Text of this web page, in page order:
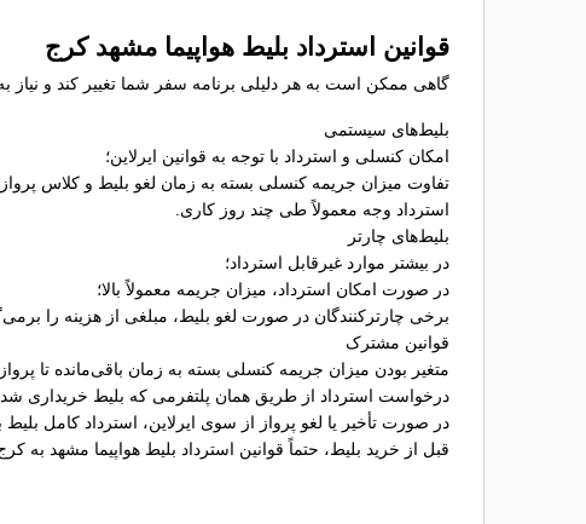
قوانین استرداد بلیط هواپیما مشهد کرج
گاهی ممکن است به هر دلیلی برنامه سفر شما تغییر کند و نیاز
بلیط‌های سیستمی
امکان کنسلی و استرداد با توجه به قوانین ایرلاین؛
تفاوت میزان جریمه کنسلی بسته به زمان لغو بلیط و کلاس
استرداد وجه معمولاً طی چند روز کاری.
بلیط‌های چارتر
در بیشتر موارد غیرقابل استرداد؛
در صورت امکان استرداد، میزان جریمه معمولاً بالا؛
برخی چارترکنندگان در صورت لغو بلیط، مبلغی از هزینه را
قوانین مشترک
متغیر بودن میزان جریمه کنسلی بسته به زمان باقی‌مانده تا
درخواست استرداد از طریق همان پلتفرمی که بلیط خریداری
در صورت تأخیر یا لغو پرواز از سوی ایرلاین، استرداد کامل
قبل از خرید بلیط، حتماً قوانین استرداد بلیط هواپیما مشهد به